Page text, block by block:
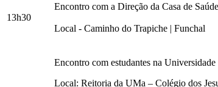
13h30
Encontro com a Direção da Casa de
Local - Caminho do Trapiche | Funchal
Encontro com estudantes na
Local: Reitoria da UMa – Colégio dos